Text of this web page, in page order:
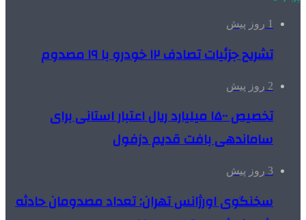
1 روز پیش
تشریح جزئیات تصادف ۱۲ خودرو با ۱۹ مصدوم
2 روز پیش
تخصیص ۱۵۰۰ میلیارد ریال اعتبار استانی برای
ساماندهی بافت قدیم دزفول
3 روز پیش
سخنگوی اورژانس تهران: تعداد مصدومان حادثه